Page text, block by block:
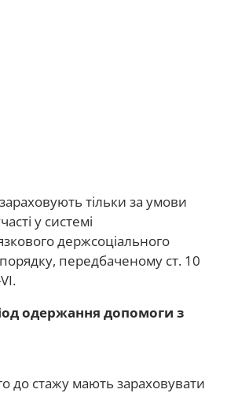
зараховують тільки за умови
у системі
держсоціального
передбаченому ст. 10
одержання допомоги з
до стажу мають зараховувати